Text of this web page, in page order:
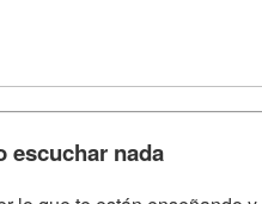
escuchar nada